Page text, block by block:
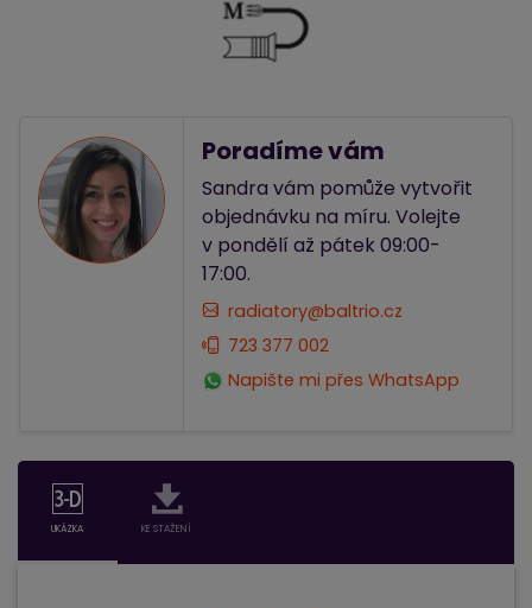
Poradíme vám
Sandra vám pomůže vytvořit
objednávku na míru. Volejte
v pondělí až pátek 09:00-
17:00.
radiatory@baltrio.cz
723 377 002
Napište mi přes WhatsApp
UKÁZKA KE STAŽENÍ